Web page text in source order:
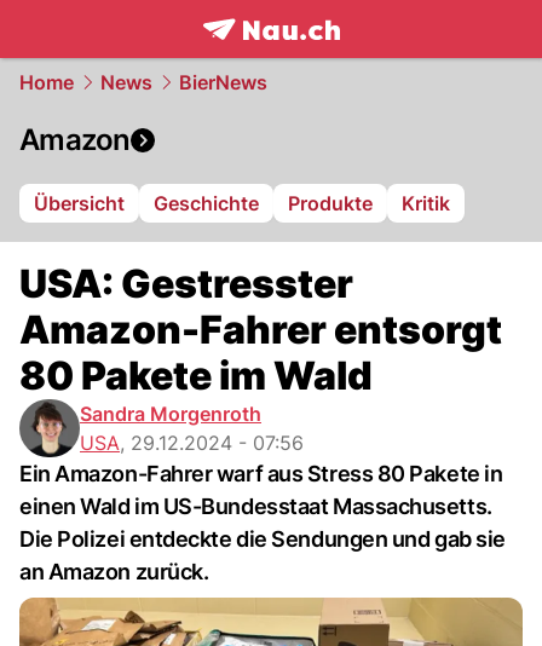
frontpage.NAU.ch
Home News BierNews
Amazon
Übersicht Geschichte Produkte Kritik
USA: Gestresster
Amazon-Fahrer entsorgt
80 Pakete im Wald
Sandra Morgenroth
USA, 29.12.2024 - 07:56
Ein Amazon-Fahrer warf aus Stress 80 Pakete in
einen Wald im US-Bundesstaat Massachusetts.
Die Polizei entdeckte die Sendungen und gab sie
an Amazon zurück.